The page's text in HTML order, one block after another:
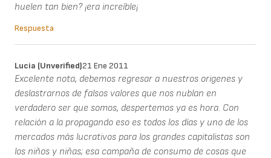
huelen tan bien? ¡era increíble¡
Respuesta
Lucia (unverified)21 Ene 2011
Excelente nota, debemos regresar a nuestros origenes y
deslastrarnos de falsos valores que nos nublan en
verdadero ser que somos, despertemos ya es hora. Con
relación a la propagando eso es todos los días y uno de los
mercados más lucrativos para los grandes capitalistas son
los niños y niñas; esa campaña de consumo de cosas que